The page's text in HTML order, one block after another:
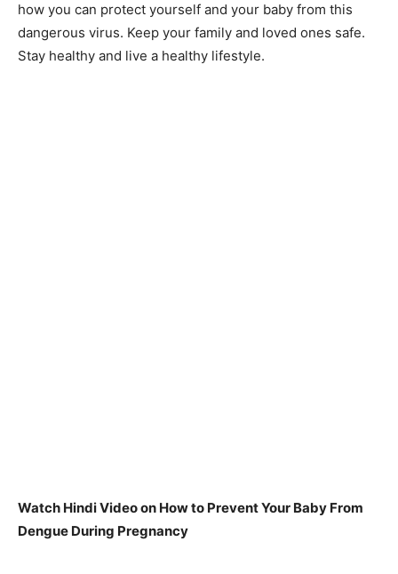
how you can protect yourself and your baby from this
dangerous virus. Keep your family and loved ones safe.
Stay healthy and live a healthy lifestyle.
Watch Hindi Video on How to Prevent Your Baby From
Dengue During Pregnancy